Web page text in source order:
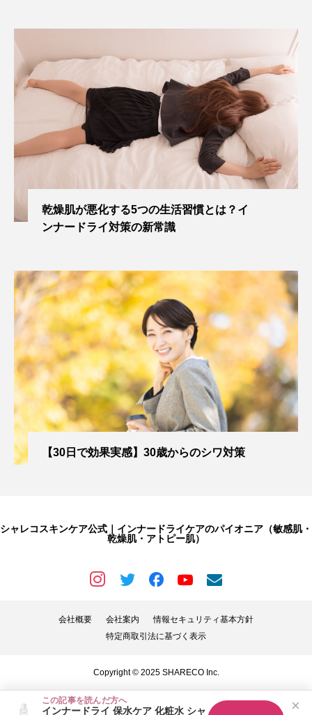
乾燥肌が悪化する5つの生活習慣とは？イ
ンナードライ対策の新常識
【30日で効果実感】30歳からのシワ対策
シャレコスキンケア公式｜インナードライケアのパイオニア（敏感肌・
乾燥肌・アトピー肌）
会社概要 会社案内
情報セキュリティ基本方針
特定商取引法に基づく表示
Copyright © 2025 SHARECO Inc.
この記事を読んだ方へ
インナードライ 保水ケア 化粧水 シャ ×